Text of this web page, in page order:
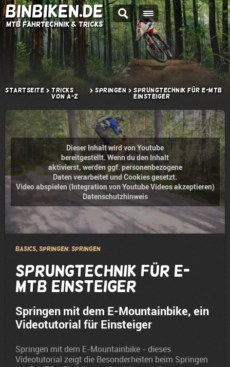
BINBIKEN.DE
MTB Fahrtechnik & Tricks
Startseite
Tricks
von A-Z
Springen
Sprungtechnik für E-MTB
Einsteiger
Dieser Inhalt wird von Youtube
bereitgestellt. Wenn du den Inhalt
aktivierst, werden ggf. personenbezogene
Daten verarbeitet und Cookies gesetzt.
Video abspielen (Integration von Youtube Videos akzeptieren)
Datenschutzhinweis
Basics, Springen: Springen
Sprungtechnik für E-
MTB Einsteiger
Springen mit dem E-Mountainbike, ein
Videotutorial für Einsteiger
Springen mit dem E-Mountainbike - dieses
Videotutorial zeigt die Besonderheiten beim Springen